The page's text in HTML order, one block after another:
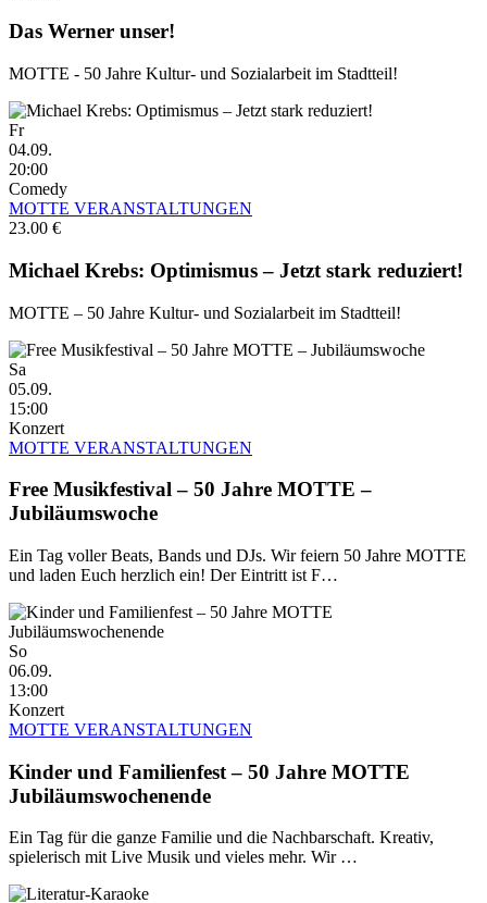
Das Werner unser!
MOTTE - 50 Jahre Kultur- und Sozialarbeit im Stadtteil!
Fr
04.09.
20:00
Comedy
MOTTE VERANSTALTUNGEN
23.00 €
Michael Krebs: Optimismus – Jetzt stark reduziert!
MOTTE – 50 Jahre Kultur- und Sozialarbeit im Stadtteil!
Sa
05.09.
15:00
Konzert
MOTTE VERANSTALTUNGEN
Free Musikfestival – 50 Jahre MOTTE –
Jubiläumswoche
Ein Tag voller Beats, Bands und DJs. Wir feiern 50 Jahre MOTTE
und laden Euch herzlich ein! Der Eintritt ist F…
So
06.09.
13:00
Konzert
MOTTE VERANSTALTUNGEN
Kinder und Familienfest – 50 Jahre MOTTE
Jubiläumswochenende
Ein Tag für die ganze Familie und die Nachbarschaft. Kreativ,
spielerisch mit Live Musik und vieles mehr. Wir …